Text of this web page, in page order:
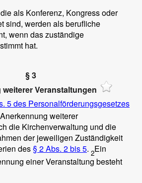
als Konferenz, Kongress oder
sind, werden als berufliche
wenn das zuständige
hat.
§ 3
Veranstaltungen
5 des Personalförderungsgesetzes
weiterer
die Kirchenverwaltung und die
der jeweiligen Zuständigkeit
des§ 2 Abs. 2 bis 5. 2Ein
einer Veranstaltung besteht